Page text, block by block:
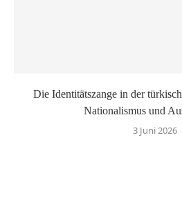
Die Identitätszange in der
Nationalismus und
3 Juni 2026